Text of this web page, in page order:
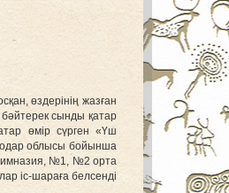
өздерінің жазған
сынды қатар
өмір сүрген «Үш
облысы бойынша
гимназия, №1, №2 орта
іс-шараға белсенді